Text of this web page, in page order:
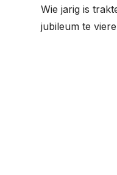
Wie jarig is
jubileum te